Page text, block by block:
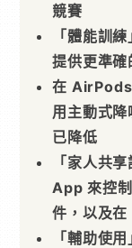
競賽
「體能訓
提供更準確
在
用主動式
已降低
「家人共
App 來控
件，以及
「輔助使